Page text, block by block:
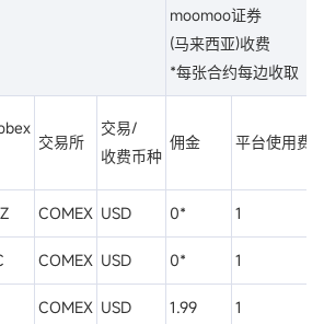
moomoo证券
(马来西亚)收费
*每张合约每边收取
交易所
交易/
收费币种
佣金 平台使用费
COMEX USD 0* 1
COMEX USD 0* 1
COMEX USD 1.99 1